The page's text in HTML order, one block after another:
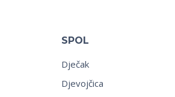
SPOL
Dječak
Djevojčica